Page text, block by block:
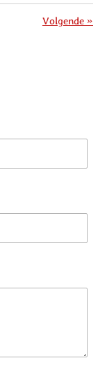
Volgende »